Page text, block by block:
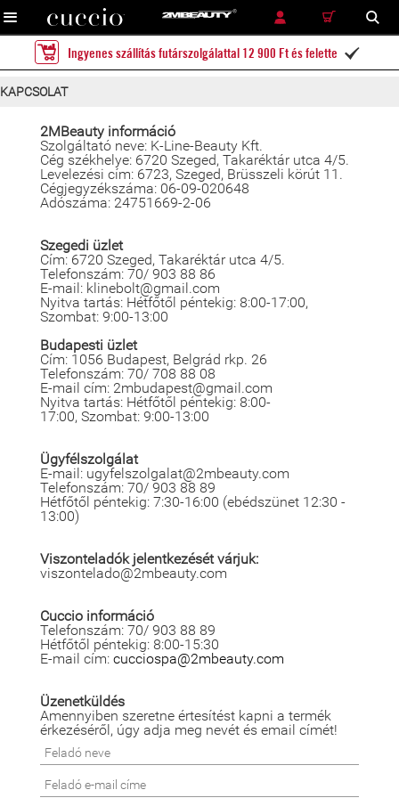
RÉSZLETES KERESÉS
Ingyenes szállítás futárszolgálattal 12 900 Ft és felette 
KAPCSOLAT
2MBeauty információ
Szolgáltató neve: K-Line-Beauty Kft.
Cég székhelye: 6720 Szeged, Takaréktár utca 4/5.
Levelezési cím: 6723, Szeged, Brüsszeli körút 11.
Cégjegyzékszáma: 06-09-020648
Adószáma: 24751669-2-06
Szegedi üzlet
Cím: 6720 Szeged, Takaréktár utca 4/5.
Telefonszám: 70/ 903 88 86
E-mail: klinebolt@gmail.com
Nyitva tartás: Hétfőtől péntekig: 8:00-17:00,
Szombat: 9:00-13:00
Budapesti üzlet
Cím: 1056 Budapest, Belgrád rkp. 26
Telefonszám: 70/ 708 88 08
E-mail cím: 2mbudapest@gmail.com
Nyitva tartás: Hétfőtől péntekig: 8:00-
17:00, Szombat: 9:00-13:00
Ügyfélszolgálat
E-mail: ugyfelszolgalat@2mbeauty.com
Telefonszám: 70/ 903 88 89
Hétfőtől péntekig: 7:30-16:00 (ebédszünet 12:30 -
13:00)
Viszonteladók jelentkezését várjuk:
viszontelado@2mbeauty.com
Cuccio információ
Telefonszám: 70/ 903 88 89
Hétfőtől péntekig: 8:00-15:30
E-mail cím: cucciospa@2mbeauty.com
Üzenetküldés
Amennyiben szeretne értesítést kapni a termék
érkezéséről, úgy adja meg nevét és email címét!